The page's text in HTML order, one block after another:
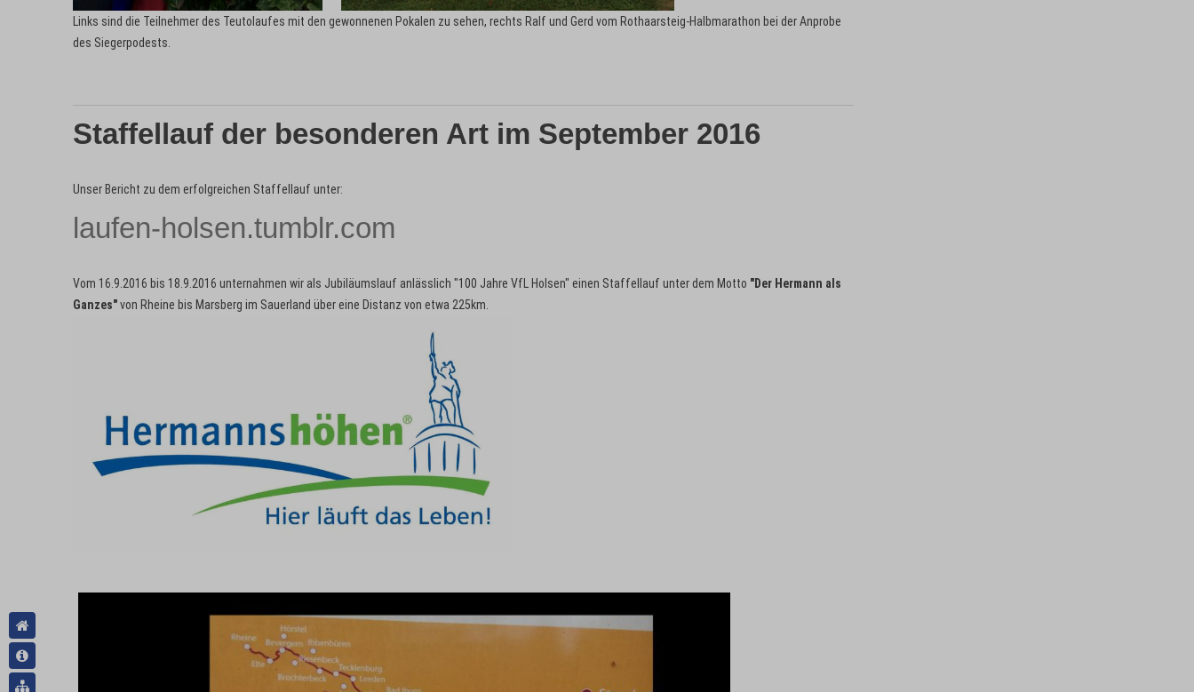
Links sind die Teilnehmer des Teutolaufes mit den gewonnenen Pokalen zu sehen, rechts Ralf und Gerd vom Rothaarsteig-Halbmarathon bei der Anprobe
des Siegerpodests.
Staffellauf der besonderen Art im September 2016
Unser Bericht zu dem erfolgreichen Staffellauf unter:
laufen-holsen.tumblr.com
Vom 16.9.2016 bis 18.9.2016 unternahmen wir als Jubiläumslauf anlässlich "100 Jahre VfL Holsen" einen Staffellauf unter dem Motto "Der Hermann als
Ganzes"von Rheine bis Marsberg im Sauerland über eine Distanz von etwa 225km.